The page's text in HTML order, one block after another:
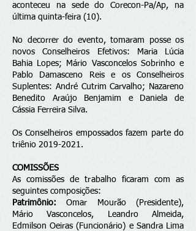
aconteceu na sede do Corecon-Pa/Ap, na
última quinta-feira (10).
No decorrer do evento, tomaram posse os
novos Conselheiros Efetivos: Maria Lúcia
Bahia Lopes; Mário Vasconcelos Sobrinho e
Pablo Damasceno Reis e os Conselheiros
Suplentes: André Cutrim Carvalho; Nazareno
Benedito Araújo Benjamim e Daniela de
Cássia Ferreira Silva.
Os Conselheiros empossados fazem parte do
triênio 2019-2021.
COMISSÕES
As comissões de trabalho ficaram com as
seguintes composições:
Patrimônio: Omar Mourão (Presidente),
Mário Vasconcelos, Leandro Almeida,
Edmilson Oeiras (Funcionário) e Sandra Lima